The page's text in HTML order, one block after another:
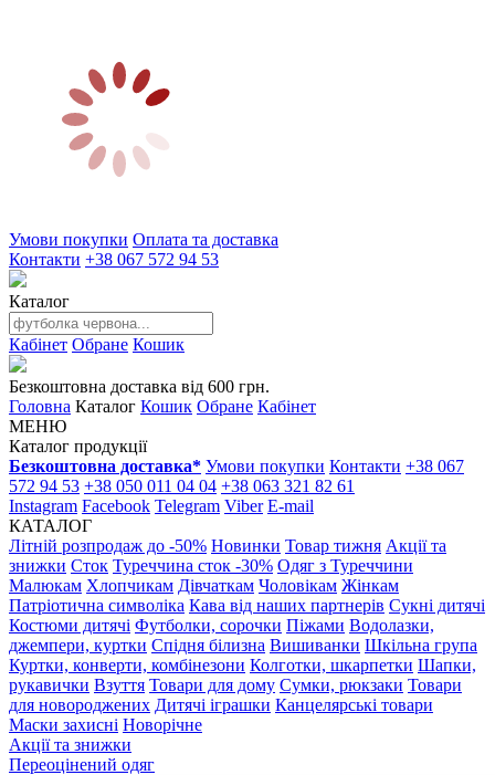
Умови покупки Оплата та доставка
Контакти +38 067 572 94 53
Каталог
Кабінет Обране Кошик
Безкоштовна доставка від 600 грн.
Головна Каталог Кошик Обране Кабінет
МЕНЮ
Каталог продукції
Безкоштовна доставка* Умови покупки Контакти +38 067
572 94 53 +38 050 011 04 04 +38 063 321 82 61
Instagram Facebook Telegram Viber E-mail
КАТАЛОГ
Літній розпродаж до -50% Новинки Товар тижня Акції та
знижки Сток Туреччина сток -30% Одяг з Туреччини
Малюкам Хлопчикам Дівчаткам Чоловікам Жінкам
Патріотична символіка Кава від наших партнерів Сукні дитячі
Костюми дитячі Футболки, сорочки Піжами Водолазки,
джемпери, куртки Спідня білизна Вишиванки Шкільна група
Куртки, конверти, комбінезони Колготки, шкарпетки Шапки,
рукавички Взуття Товари для дому Сумки, рюкзаки Товари
для новороджених Дитячі іграшки Канцелярські товари
Маски захисні Новорічне
Акції та знижки
Переоцінений одяг